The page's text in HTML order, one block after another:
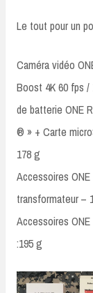
Le tout pour un
Caméra vidéo
Boost 4K 60 fps /
de batterie ONE
® » + Carte
178 g
Accessoires
transformateur –
Accessoires
:195 g